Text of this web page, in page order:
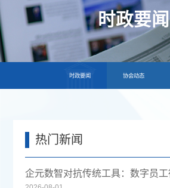
时政要闻
时政要闻 协会动态
热门新闻